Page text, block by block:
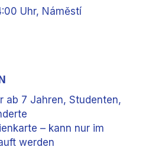
Uhr, Náměstí
ab 7 Jahren, Studenten,
– kann nur im
werden